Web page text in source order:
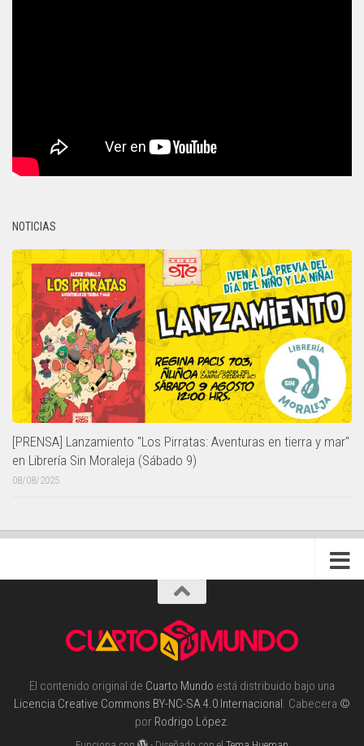
NOTICIAS
[PRENSA] Lanzamiento "Los Pirratas: Aventuras en tierra y mar"
en Librería Sin Moraleja (Sábado 9)
08/08/2025
El contenido original de Cuarto Mundo está distribuido bajo una
Licencia Creative Commons BY-NC-SA 4.0 Internacional . Cabecera ©
por Rodrigo López.